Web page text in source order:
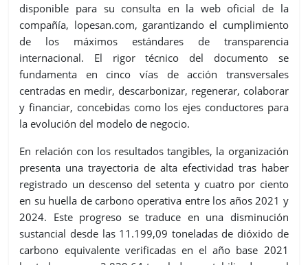
disponible para su consulta en la web oficial de la
compañía, lopesan.com, garantizando el cumplimiento
de los máximos estándares de transparencia
internacional. El rigor técnico del documento se
fundamenta en cinco vías de acción transversales
centradas en medir, descarbonizar, regenerar, colaborar
y financiar, concebidas como los ejes conductores para
la evolución del modelo de negocio.
En relación con los resultados tangibles, la organización
presenta una trayectoria de alta efectividad tras haber
registrado un descenso del setenta y cuatro por ciento
en su huella de carbono operativa entre los años 2021 y
2024. Este progreso se traduce en una disminución
sustancial desde las 11.199,09 toneladas de dióxido de
carbono equivalente verificadas en el año base 2021